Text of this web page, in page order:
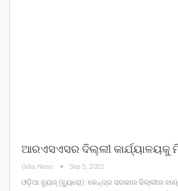
ଆରଏସଏସର ଦିଲ୍ଲୀ କାର୍ଯ୍ୟାଳୟକୁ
Odia News Sep 5, 2022
ଓଡ଼ିଆ ନ୍ୟୁଜ୍ (ବ୍ୟୁରୋ): କେନ୍ଦ୍ର ସରକାର ଦିଲ୍ଲୀର